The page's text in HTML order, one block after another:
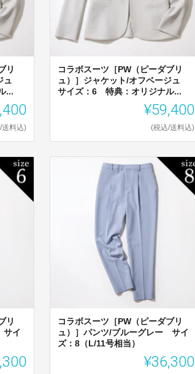
リ
ュ
...
送料込)
コラボスーツ［PW（ピーダブリ
ュ）］ジャケット/オフベージュ
サイズ：6 特典：オリジナル...
¥59,400
(税込/送料込)
リ
サイ
コラボスーツ［PW（ピーダブリ
ュ）］パンツ/ブルーグレー サイ
ズ：8（L/11号相当）
¥36,300